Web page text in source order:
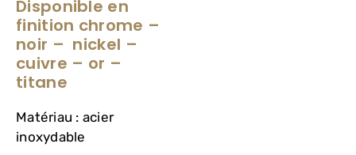
VASQUES
MIROIRS ET ECLAIRAGES
PAROIS DE DOUCHE
Disponible en
finition chrome –
noir – nickel –
cuivre – or –
titane
Matériau : acier
inoxydable